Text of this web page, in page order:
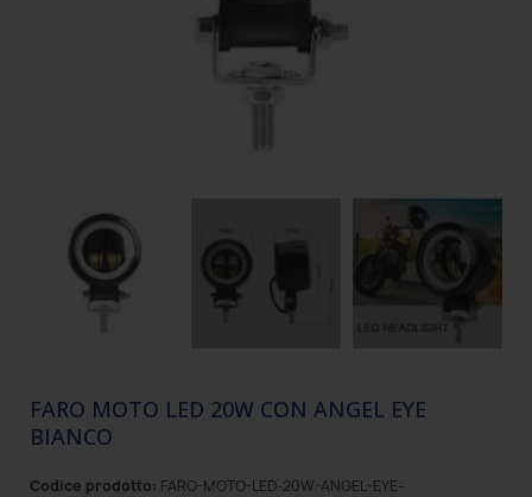
FARO MOTO LED 20W CON ANGEL EYE
BIANCO
Codice prodotto: FARO-MOTO-LED-20W-ANGEL-EYE-